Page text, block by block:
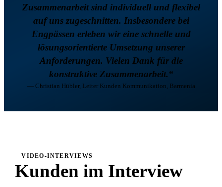
Zusammenarbeit sind individuell und flexibel
auf uns zugeschnitten. Insbesondere bei
Engpässen erleben wir eine schnelle und
lösungsorientierte Umsetzung unserer
Anforderungen. Vielen Dank für die
konstruktive Zusammenarbeit.“
— Christian Hübler, Leiter Kunden Kommunikation, Barmenia
VIDEO-INTERVIEWS
Kunden im Interview